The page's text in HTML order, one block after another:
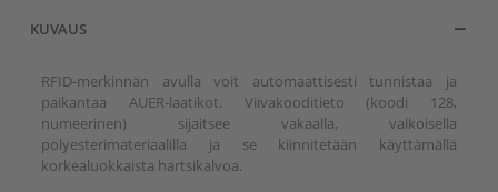
KUVAUS
RFID-merkinnän avulla voit automaattisesti tunnistaa ja
paikantaa AUER-laatikot. Viivakooditieto (koodi 128,
numeerinen) sijaitsee vakaalla, valkoisella
polyesterimateriaalilla ja se kiinnitetään käyttämällä
korkealuokkaista hartsikalvoa.